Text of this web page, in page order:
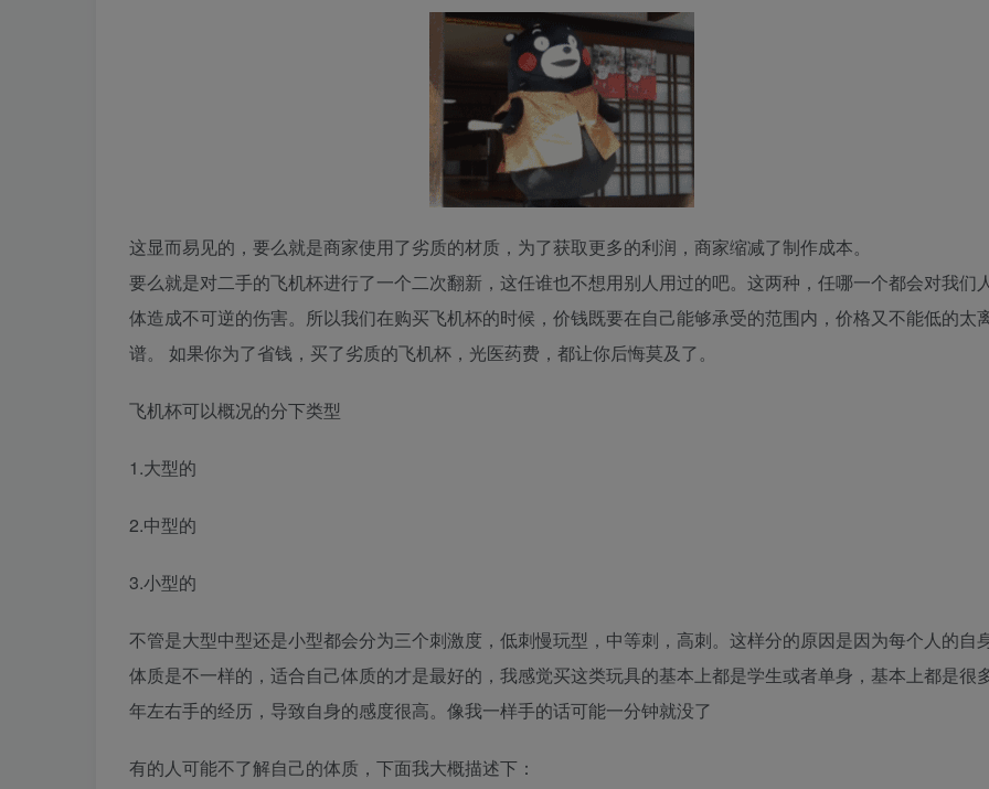
这显而易见的，要么就是商家使用了劣质的材质，为了获取更多的利润，商家缩减了制作成本。
要么就是对二手的飞机杯进行了一个二次翻新，这任谁也不想用别人用过的吧。这两种，任哪一个都会对我们
体造成不可逆的伤害。所以我们在购买飞机杯的时候，价钱既要在自己能够承受的范围内，价格又不能低的太
谱。 如果你为了省钱，买了劣质的飞机杯，光医药费，都让你后悔莫及了。
飞机杯可以概况的分下类型
1.大型的
2.中型的
3.小型的
不管是大型中型还是小型都会分为三个刺激度，低刺慢玩型，中等刺，高刺。这样分的原因是因为每个人的自
体质是不一样的，适合自己体质的才是最好的，我感觉买这类玩具的基本上都是学生或者单身，基本上都是很
年左右手的经历，导致自身的感度很高。像我一样手的话可能一分钟就没了
有的人可能不了解自己的体质，下面我大概描述下：